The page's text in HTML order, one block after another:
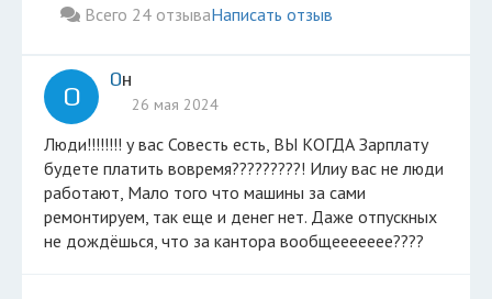
Всего 24 отзываНаписать отзыв
О
Он
26 мая 2024
люди!!!!!!!! у вас Совесть есть, ВЫ КОГДА Зарплату
будете платить вовремя?????????! Илиу вас не люди
работают, Мало того что машины за сами
ремонтируем, так еще и денег нет. Даже отпускных
не дождёшься, что за кантора вообщеееееее????